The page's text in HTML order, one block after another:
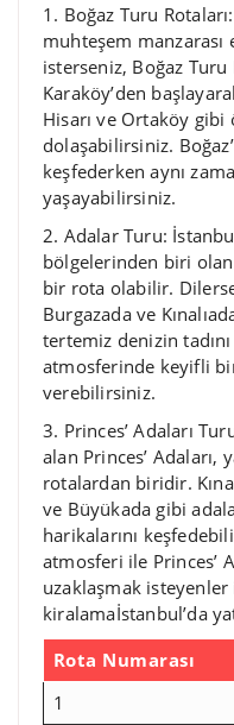
1. Boğaz Turu
muhteşem
isterseniz, Boğaz Turu
Karaköy’den
Hisarı ve Ortaköy gibi
dolaşabilirsiniz.
keşfederken aynı
yaşayabilirsiniz.
2. Adalar Turu:
bölgelerinden biri
bir rota olabilir.
Burgazada ve
tertemiz denizin
atmosferinde keyifli
verebilirsiniz.
3. Princes’ Adaları
alan Princes’
rotalardan biridir.
ve Büyükada gibi
harikalarını
atmosferi ile Princes’
uzaklaşmak
kiralamaİstanbul’da
Rota Numarası
1